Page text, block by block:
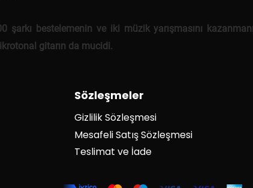
şarkı bestelemenin ve iki müzik yarışmasını
gitarın da mucidi.
Sözleşmeler
Gizlilik Sözleşmesi
Mesafeli Satış Sözleşmesi
Teslimat ve İade